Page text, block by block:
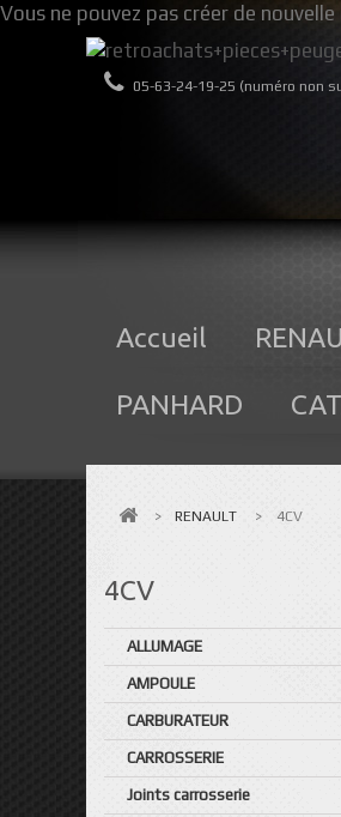
Vous ne pouvez pas créer de
05-63-24-19-25 (numéro non
Accueil
PANHARD
> RENAULT > 4CV
4CV
ALLUMAGE
AMPOULE
CARBURATEUR
CARROSSERIE
Joints carrosserie